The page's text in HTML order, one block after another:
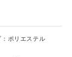
ポリエステル